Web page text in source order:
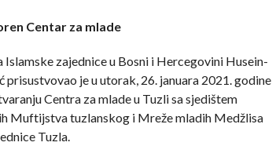
Centar za mlade
Islamske zajednice u Bosni i Hercegovini Husein-
prisustvovao je u utorak, 26. januara 2021. godine
Centra za mlade u Tuzli sa sjedištem
Muftijstva tuzlanskog i Mreže mladih Medžlisa
Tuzla.